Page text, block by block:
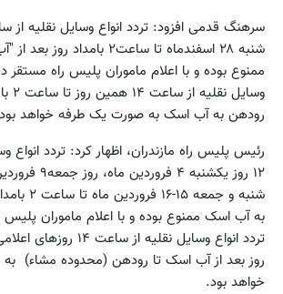
شنبه ۲۸ اسفندماه تا ساعت۲
ممنوع بوده و با اعلام ماموران پلیس راه مستقر
رودهن به آب اسک‌ به صورت یک طرفه خواهد
رئیس پلیس راه مازندران، اظهار کرد: تردد انواع
۱۲ روز یکشنبه
شنبه و
به آب اسک ممنوع بوده و با اعلام ماموران
روز بعد از آب اسک تا رودهن (محدوده مشاء)
خواهد بود.